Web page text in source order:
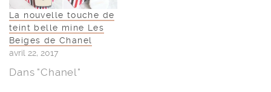
La nouvelle touche de
teint belle mine Les
Beiges de Chanel
avril 22, 2017
Dans "Chanel"